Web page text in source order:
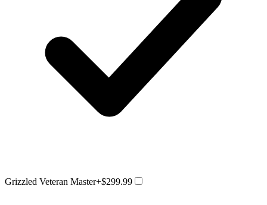
Grizzled Veteran Master+$299.99